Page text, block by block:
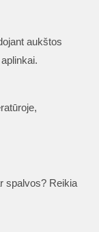
aukštos
spalvos? Reikia